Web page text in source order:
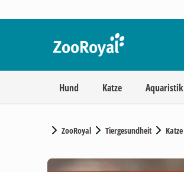
Hund Katze Aquaristik
ZooRoyal Tiergesundheit Katze